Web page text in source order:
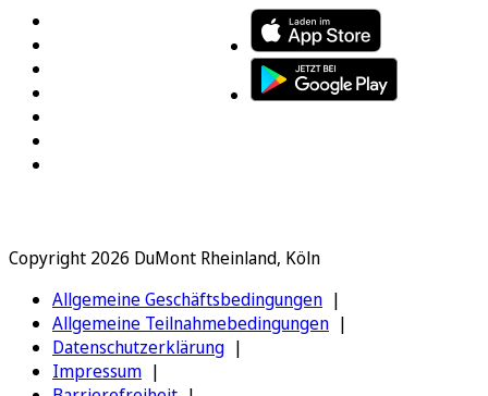
Copyright 2026 DuMont Rheinland, Köln
Allgemeine Geschäftsbedingungen
Allgemeine Teilnahmebedingungen
Datenschutzerklärung
Impressum